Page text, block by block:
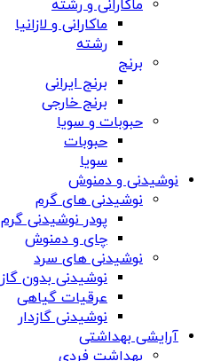
ماکارانی و رشته
ماکارانی و لازانیا
رشته
برنج
برنج ایرانی
برنج خارجی
حبوبات و سویا
حبوبات
سویا
نوشیدنی و دمنوش
نوشیدنی های گرم
پودر نوشیدنی گرم
چای و دمنوش
نوشیدنی های سرد
نوشیدنی بدون گاز
عرقیات گیاهی
نوشیدنی گازدار
آرایشی بهداشتی
بهداشت فردی